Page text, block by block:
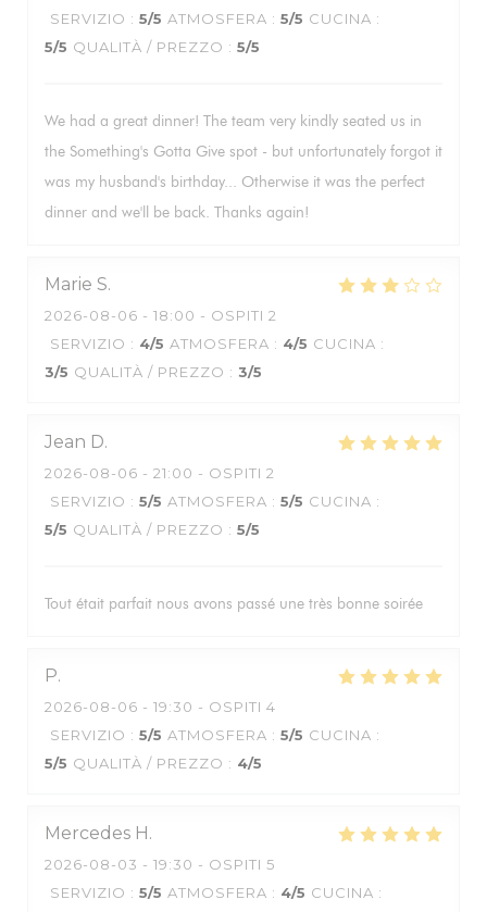
SERVIZIO : 5/5 ATMOSFERA : 5/5 CUCINA :
5/5 QUALITÀ / PREZZO : 5/5
We had a great dinner! The team very kindly seated us in
the Something's Gotta Give spot - but unfortunately forgot it
was my husband's birthday... Otherwise it was the perfect
dinner and we'll be back. Thanks again!
Marie S
2026-08-06 - 18:00 - OSPITI 2
SERVIZIO : 4/5 ATMOSFERA : 4/5 CUCINA :
3/5 QUALITÀ / PREZZO : 3/5
Jean D
2026-08-06 - 21:00 - OSPITI 2
SERVIZIO : 5/5 ATMOSFERA : 5/5 CUCINA :
5/5 QUALITÀ / PREZZO : 5/5
Tout était parfait nous avons passé une très bonne soirée
P
2026-08-06 - 19:30 - OSPITI 4
SERVIZIO : 5/5 ATMOSFERA : 5/5 CUCINA :
5/5 QUALITÀ / PREZZO : 4/5
Mercedes H
2026-08-03 - 19:30 - OSPITI 5
SERVIZIO : 5/5 ATMOSFERA : 4/5 CUCINA :